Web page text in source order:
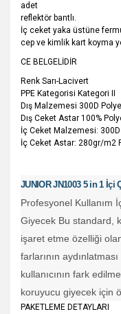
adet
reflektör bantlı.
İç ceket yaka üstüne
cep ve kimlik kart koyma
CE BELGELİDİR
Renk Sarı-Lacivert
PPE Kategorisi Kategori II
Dış Malzemesi 300D
Dış Ceket Astar 100%
İç Ceket Malzemesi:
İç Ceket Astar: 280gr/m2
JUNIOR JN1003 5 in 1 İçi
Profesyonel Kullanım
Giyecek Bu standard,
işaret etme özelliği
farlarının
kullanıcının fark
koruyucu giyecek için
PAKETLEME DETAYLARI